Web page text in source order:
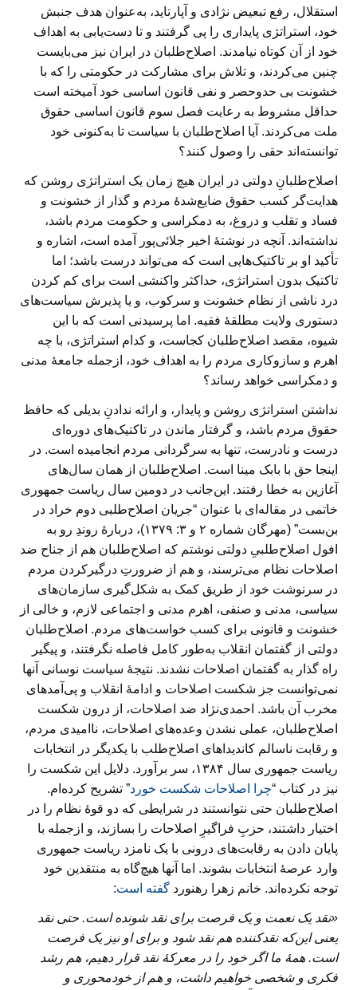
استقلال، رفع تبعیض نژادی و آپارتاید، به‌عنوان هدف جنبش
خود، استراتژی پایداری را پی گرفتند و تا دست‌یابی به اهداف
خود از آن کوتاه نیامدند. اصلاح‌طلبان در ایران نیز می‌بایست
چنین می‌کردند، و تلاش برای مشارکت در حکومتی را که با
خشونت بی حدوحصر و نفی قانون اساسی خود آمیخته است
حداقل مشروط به رعایت فصل سوم قانون اساسی حقوق
ملت می‌کردند. آیا اصلاح‌طلبان با سیاست تا به‌کنونی خود
توانسته‌اند حقی را وصول کنند؟
اصلاح‌طلبانِ دولتی در ایران هیچ زمان یک استراتژی روشن که
هدایت‌گر کسب حقوق ضایع‌شدهٔ مردم و گذار از خشونت و
فساد و تقلب و دروغ، به دمکراسی و حکومت مردم باشد،
نداشته‌اند. آنچه در نوشتهٔ اخیر جلائی‌پور آمده است، اشاره و
تأکید او بر تاکتیک‌هایی است که می‌تواند درست باشد؛ اما
تاکتیک بدون استراتژی، حداکثر واکنشی است برای کم کردن
درد ناشی از نظام خشونت و سرکوب، و یا پذیرش سیاست‌های
دستوری ولایت مطلقهٔ فقیه. اما پرسیدنی است که با این
شیوه، مقصد اصلاح‌طلبان کجاست، و کدام استراتژی، با چه
اهرم و سازوکاری مردم را به اهداف خود، ازجمله جامعهٔ مدنی
و دمکراسی خواهد رساند؟
نداشتن استراتژی روشن و پایدار، و ارائه ندادنِ بدیلی که حافظ
حقوق مردم باشد، و گرفتار ماندن در تاکتیک‌های دوره‌ای
درست و نادرست، تنها به سرگردانی مردم انجامیده است. در
اینجا حق با بابک مینا است. اصلاح‌طلبان از همان سال‌های
آغازین به خطا رفتند. این‌جانب در دومین سال ریاست جمهوری
خاتمی در مقاله‌ای با عنوان “جریان اصلاح‌طلبی دوم خراد در
بن‌بست” (مهرگان شماره ۲ و ۳: ۱۳۷۹)، دربارهٔ روندِ رو به
افول اصلاح‌طلبیِ دولتی نوشتم که اصلاح‌طلبان هم از جناح ضد
اصلاحات نظام می‌ترسند، و هم از ضرورتِ درگیرکردن مردم
در سرنوشت خود از طریق کمک به شکل‌گیری سازمان‌های
سیاسی، مدنی و صنفی، اهرم مدنی و اجتماعی لازم، و خالی از
خشونت و قانونی برای کسب خواست‌های مردم. اصلاح‌طلبان
دولتی از گفتمان انقلاب به‌طور کامل فاصله نگرفتند، و پیگیر
راه گذار به گفتمان اصلاحات نشدند. نتیجهٔ سیاست نوسانی آنها
نمی‌توانست جز شکست اصلاحات و ادامهٔ انقلاب و پی‌آمدهای
مخرب آن باشد. احمدی‌نژاد ضد اصلاحات، از درون شکست
اصلاح‌طلبان، عملی نشدن وعده‌های اصلاحات، ناامیدی مردم،
و رقابت ناسالم کاندیداهای اصلاح‌طلب با یکدیگر در انتخابات
ریاست جمهوری سال ۱۳۸۴، سر برآورد. دلایل این شکست را
نیز در کتاب “چرا اصلاحات شکست خورد” تشریح کرده‌ام.
اصلاح‌طلبان حتی نتوانستند در شرایطی که دو قوهٔ نظام را در
اختیار داشتند، حزبِ فراگیرِ اصلاحات را بسازند، و ازجمله با
پایان دادن به رقابت‌های درونی با یک نامزد ریاست جمهوری
وارد عرصهٔ انتخابات بشوند. اما آنها هیچ‌گاه به منتقدین خود
توجه نکرده‌اند. خانم زهرا رهنورد گفته است:
«نقد یک نعمت و یک فرصت برای نقد شونده است. حتی نقد
یعنی این‌که نقدکننده هم نقد شود و برای او نیز یک فرصت
است. همهٔ ما اگر خود را در معرکهٔ نقد قرار دهیم، هم رشد
فکری و شخصی خواهیم داشت، و هم از خودمحوری و